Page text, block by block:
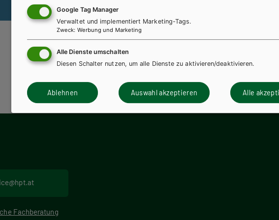
Fachberatung
Google Tag Manager
Verwaltet und implementiert Marketing-Tags.
Zweck: Werbung und Marketing
Alle Dienste umschalten
Diesen Schalter nutzen, um alle Dienste zu aktivieren/deaktivieren.
Ablehnen Auswahl akzeptieren Alle